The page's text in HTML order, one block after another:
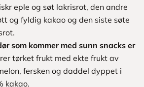
eple og søt lakrisrot, den andre
og fyldig kakao og den siste søte
som kommer med sunn snacks er
tørket frukt med ekte frukt av
fersken og daddel dyppet i
kakao.